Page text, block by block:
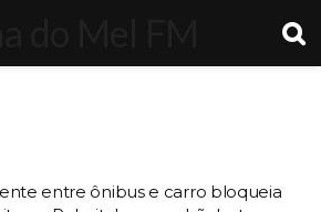
entre ônibus e carro bloqueia